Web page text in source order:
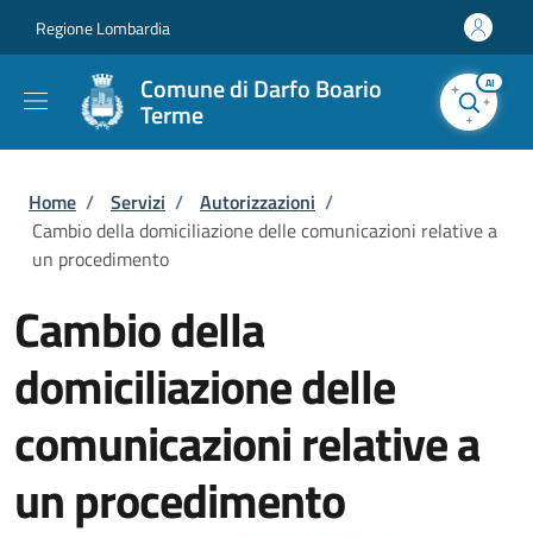
Regione Lombardia
Comune di Darfo Boario
Terme
AI
Briciole di pane
Home / Servizi / Autorizzazioni /
Cambio della domiciliazione delle comunicazioni relative a
un procedimento
Cambio della
domiciliazione delle
comunicazioni relative a
un procedimento